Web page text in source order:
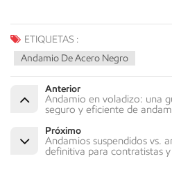
ETIQUETAS :
Andamio De Acero Negro
Anterior
Andamio en voladizo: una
seguro y eficiente de
Próximo
Andamios suspendidos vs.
definitiva para contratistas